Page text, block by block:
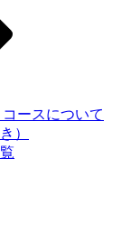
ースについて
）